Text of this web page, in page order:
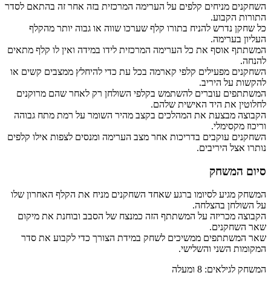
השחקנים מניחים קלפים על הערימה המרכזית בזה אחר זה בהתאם לסדר
התורות הקבוע.
כל שחקן נדרש להניח בתורו קלף שערכו שווה או גבוה יותר מהקלף
העליון בערימה.
המשתתף אוסף את כל הערימה המרכזית לידו במידה ואין לו קלף מתאים
להנחה.
השחקנים מפעילים קלפי קארמה בכל עת כדי להיחלץ ממצבים קשים או
להקשות על היריב.
המשתתפים עוברים להשתמש בקלפי השולחן רק לאחר שהם מרוקנים
לחלוטין את היד האישית שלהם.
הקבוצה מבצעת את המהלכים בקצב מהיר השומר על רמת מתח גבוהה
וריכוז מקסימלי.
השחקנים עוקבים בדריכות אחר מצב הערימה ומנסים לצפות אילו קלפים
נותרו אצל היריבים.
סיום המשחק
המשחק מגיע לסיומו ברגע שאחד השחקנים מניח את הקלף האחרון שלו
על השולחן בהצלחה.
הקבוצה מכריזה על המשתתף הזה כמנצח של הסבב ובוחנת את מיקום
שאר השחקנים.
שאר המשתתפים ממשיכים לשחק במידת הצורך כדי לקבוע את סדר
המקומות השני והשלישי.
המשחק לגילאים: 8 ומעלה